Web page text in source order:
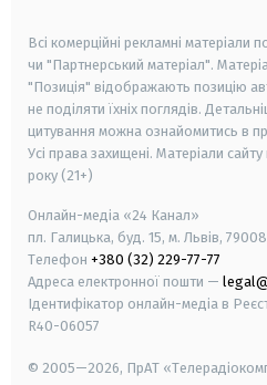
Всі комерційні рекламні матеріали
чи "Партнерський матеріал".
"Позиція" відображають позицію
не поділяти їхніх поглядів.
цитування можна ознайомитись в
Усі права захищені. Матеріали
року (21+)
Онлайн-медіа «24 Канал»
пл. Галицька, буд. 15, м. Львів, 79008
Телефон +380 (32) 229-77-77
Адреса електронної пошти —
Ідентифікатор онлайн-медіа в
R40-06057
© 2005—2026, ПрАТ